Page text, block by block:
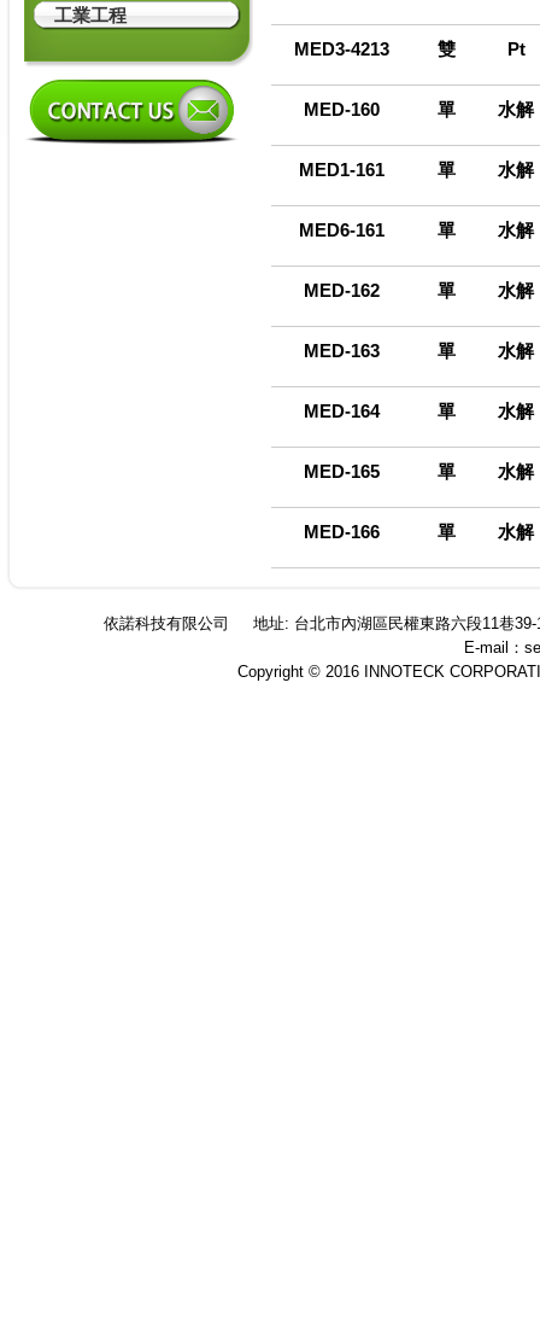
工業工程
MED3-4213 雙 Pt
MED-160 單 水解
MED1-161 單 水解
MED6-161 單 水解
MED-162 單 水解
MED-163 單 水解
MED-164 單 水解
MED-165 單 水解
MED-166 單 水解
依諾科技有限公司
地址: 台北市內湖區民權東路六段11巷
E-mail：
Copyright © 2016 INNOTECK